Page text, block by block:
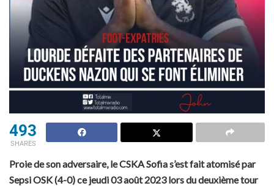
493
SHARES
Proie de son adversaire, le CSKA Sofia s’est fait atomisé par
Sepsi OSK (4-0) ce jeudi 03 août 2023 lors du deuxième tour